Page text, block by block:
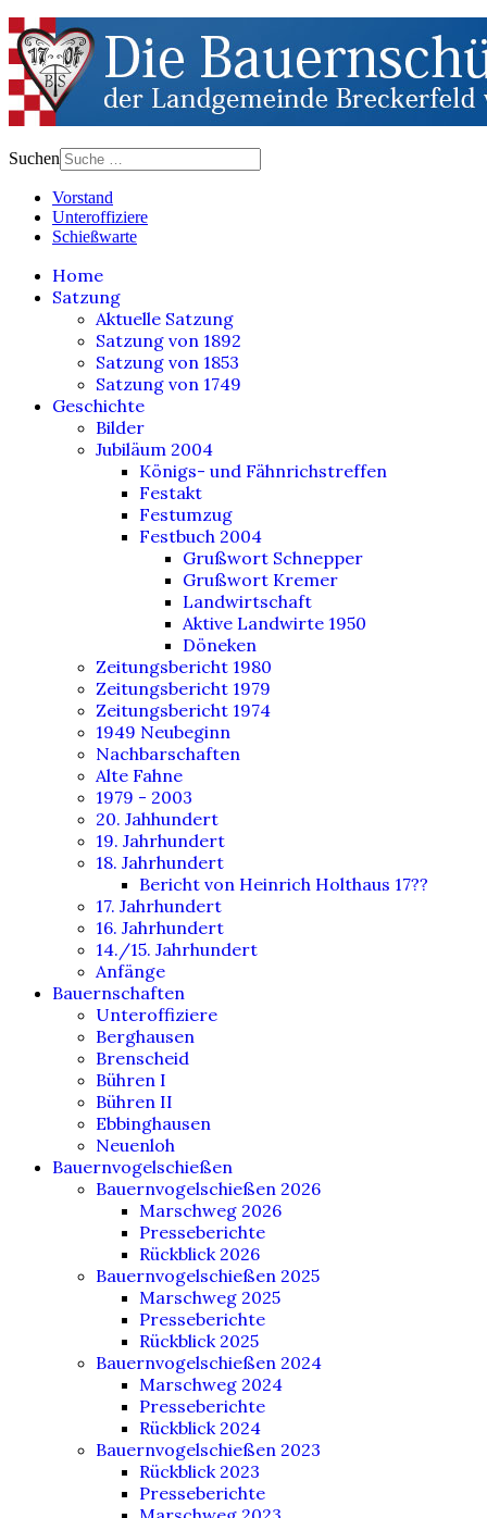
Suchen
Vorstand
Unteroffiziere
Schießwarte
Home
Satzung
Aktuelle Satzung
Satzung von 1892
Satzung von 1853
Satzung von 1749
Geschichte
Bilder
Jubiläum 2004
Königs- und Fähnrichstreffen
Festakt
Festumzug
Festbuch 2004
Grußwort Schnepper
Grußwort Kremer
Landwirtschaft
Aktive Landwirte 1950
Döneken
Zeitungsbericht 1980
Zeitungsbericht 1979
Zeitungsbericht 1974
1949 Neubeginn
Nachbarschaften
Alte Fahne
1979 - 2003
20. Jahhundert
19. Jahrhundert
18. Jahrhundert
Bericht von Heinrich Holthaus 17??
17. Jahrhundert
16. Jahrhundert
14./15. Jahrhundert
Anfänge
Bauernschaften
Unteroffiziere
Berghausen
Brenscheid
Bühren I
Bühren II
Ebbinghausen
Neuenloh
Bauernvogelschießen
Bauernvogelschießen 2026
Marschweg 2026
Presseberichte
Rückblick 2026
Bauernvogelschießen 2025
Marschweg 2025
Presseberichte
Rückblick 2025
Bauernvogelschießen 2024
Marschweg 2024
Presseberichte
Rückblick 2024
Bauernvogelschießen 2023
Rückblick 2023
Presseberichte